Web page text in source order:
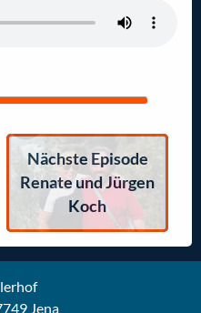
Nächste Episode
Renate und Jürgen
Koch
Jena